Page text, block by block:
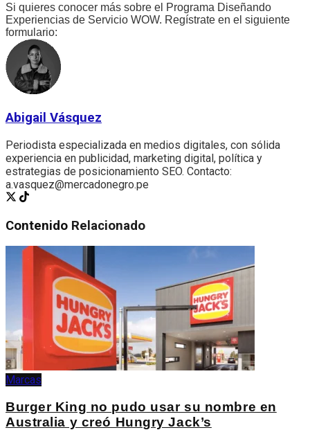
Si quieres conocer más sobre el Programa Diseñando
Experiencias de Servicio WOW. Regístrate en el siguiente
formulario:
Abigail Vásquez
Periodista especializada en medios digitales, con sólida
experiencia en publicidad, marketing digital, política y
estrategias de posicionamiento SEO. Contacto:
a.vasquez@mercadonegro.pe
Contenido Relacionado
Marcas
Burger King no pudo usar su nombre en
Australia y creó Hungry Jack’s